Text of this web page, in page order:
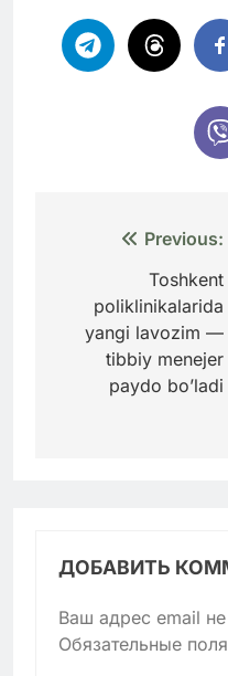
Навигация
записям
Previous:
Toshkent
poliklinikalarida
yangi lavozim —
tibbiy menejer
paydo bo’ladi
ДОБАВИТЬ
Ваш адрес email
Обязательные